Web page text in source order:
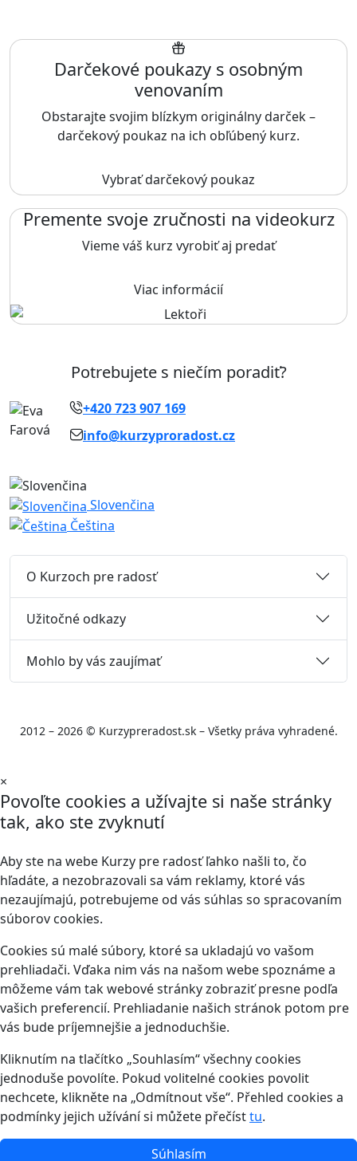
Darčekové poukazy s osobným
venovaním
Obstarajte svojim blízkym originálny darček –
darčekový poukaz na ich obľúbený kurz.
Vybrať darčekový poukaz
Premente svoje zručnosti na videokurz
Vieme váš kurz vyrobiť aj predať
Viac informácií
Potrebujete s niečím poradiť?
+420 723 907 169
info@kurzyproradost.cz
Slovenčina
Čeština
O Kurzoch pre radosť
Užitočné odkazy
Mohlo by vás zaujímať
2012 – 2026 © Kurzypreradost.sk – Všetky práva vyhradené.
×
Povoľte cookies a užívajte si naše stránky
tak, ako ste zvyknutí
Aby ste na webe Kurzy pre radosť ľahko našli to, čo
hľadáte, a nezobrazovali sa vám reklamy, ktoré vás
nezaujímajú, potrebujeme od vás súhlas so spracovaním
súborov cookies.
Cookies sú malé súbory, ktoré sa ukladajú vo vašom
prehliadači. Vďaka nim vás na našom webe spoznáme a
môžeme vám tak webové stránky zobraziť presne podľa
vašich preferencií. Prehliadanie našich stránok potom pre
vás bude príjemnejšie a jednoduchšie.
Kliknutím na tlačítko „Souhlasím“ všechny cookies
jednoduše povolíte. Pokud volitelné cookies povolit
nechcete, klikněte na „Odmítnout vše“. Přehled cookies a
podmínky jejich užívání si můžete přečísttu.
Súhlasím